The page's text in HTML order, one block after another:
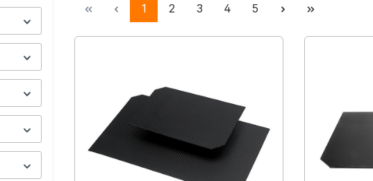
Seite
1 Seite
2 Seite
3 Seite
4 Seite
5